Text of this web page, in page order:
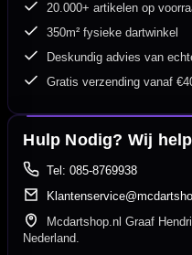
20.000+ artikelen op
350m² fysieke dartwinkel
Deskundig advies van
Gratis verzending vanaf
Hulp Nodig? Wij
Tel: 085-8769938
Mcdartshop.nl Graaf
Nederland.